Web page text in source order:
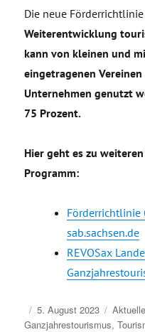
Die neue
Weiterentwicklung
kann von kleinen und
eingetragenen
Unternehmen genutzt
75 Prozent.
Hier geht es zu
Programm:
Förderrichtlinie
sab.sachsen.de
REVOSax
Veröffentlicht
am
5. August 2023
Ganzjahrestourismus,